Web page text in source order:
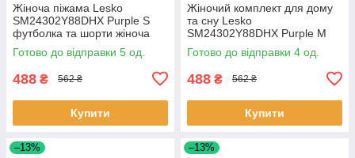
Жіноча піжама Lesko
SM24302Y88DHX Purple S
футболка та шорти жіноча
піжама 6 шт.
Готово до відправки 5 од.
488 ₴ 562 ₴
Купити
Жіночий комплект для дому
та сну Lesko
SM24302Y88DHX Purple M
футболка та шорти жіноча
піжама 4 шт.
Готово до відправки 4 од.
488 ₴ 562 ₴
Купити
–13% –13%